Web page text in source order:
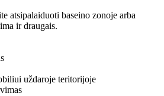
atsipalaiduoti baseino zonoje arba
ir draugais.
uždaroje teritorijoje